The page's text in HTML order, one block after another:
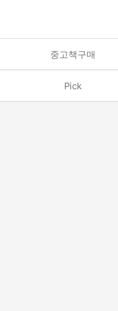
중고책구매
Pick